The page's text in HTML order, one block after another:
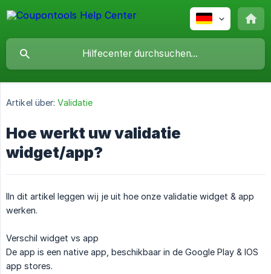
Artikel über: Validatie
Hoe werkt uw validatie
widget/app?
IIn dit artikel leggen wij je uit hoe onze validatie widget & app
werken.
Verschil widget vs app
De app is een native app, beschikbaar in de Google Play & IOS
app stores.